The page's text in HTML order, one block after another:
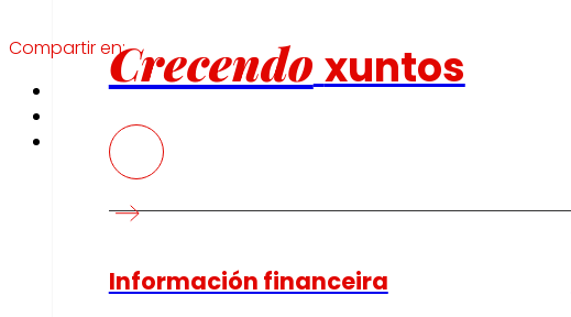
Crecendo xuntos
Información financeira
Compartir en: